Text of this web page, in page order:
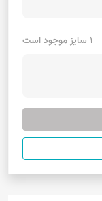
1 سایز موجود است